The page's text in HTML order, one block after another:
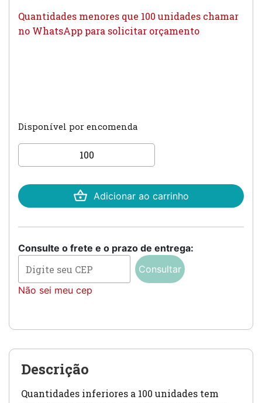
Quantidades menores que 100 unidades chamar
no WhatsApp para solicitar orçamento
Disponível por encomenda
Convite de 15 anos
quantidade
Adicionar ao carrinho
Consulte o frete e o prazo de entrega:
Consultar
Não sei meu cep
Descrição
Quantidades inferiores a 100 unidades tem